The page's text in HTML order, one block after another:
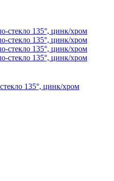
135°, цинк/хром